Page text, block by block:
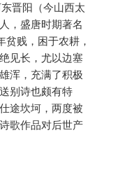
晋阳（今山西太
，盛唐时期著名
贫贱，困于农耕，
见长，尤以边塞
浑，充满了积极
别诗也颇有特
途坎坷，两度被
歌作品对后世产